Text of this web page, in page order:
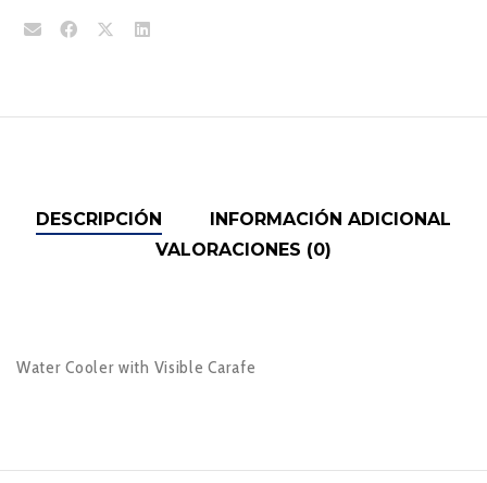
DESCRIPCIÓN
INFORMACIÓN ADICIONAL
VALORACIONES (0)
Water Cooler with Visible Carafe